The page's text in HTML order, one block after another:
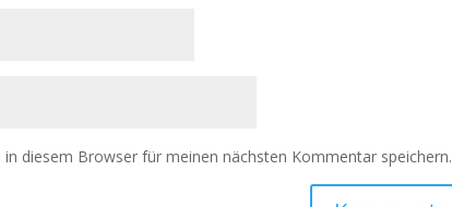
diesem Browser für meinen nächsten Kommentar speichern.